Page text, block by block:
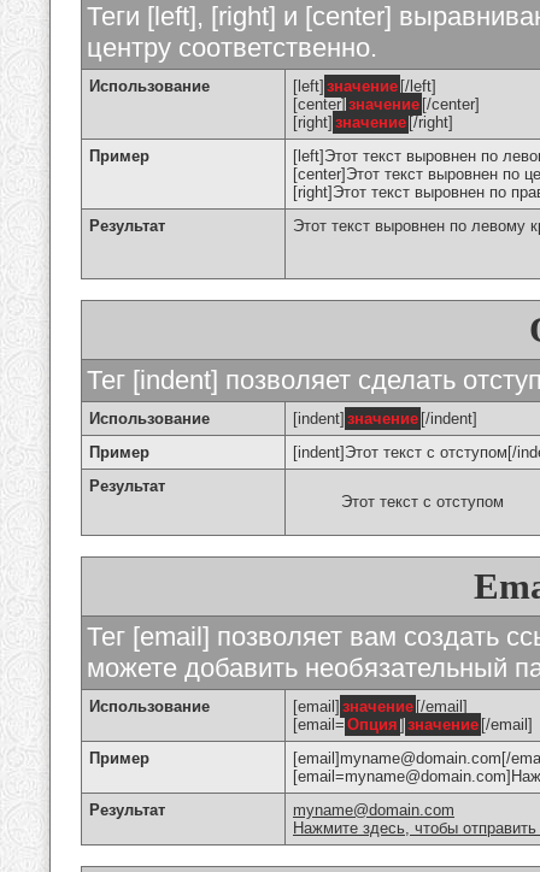
Теги [left], [right] и [center]
центру соответственно.
Использование [left] значение [/left]
[center] значение [/center]
[right] значение [/right]
Пример
[left]Этот текст выровнен по
[center]Этот текст выровнен по
[right]Этот текст выровнен по
Результат
Этот текст выровнен по левому
Тег [indent] позволяет сделать
Использование [indent] значение [/indent]
Пример
[indent]Этот текст с отступом[/
Результат
Этот текст с отступом
Тег [email] позволяет вам создать
можете добавить необязательный
Использование [email] значение [/email]
[email= Опция ] значение [/email]
Пример
[email]myname@domain.com[/
Результат
myname@domain.com
Нажмите здесь, чтобы